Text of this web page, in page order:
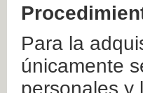
Para la
únicamente
personales y